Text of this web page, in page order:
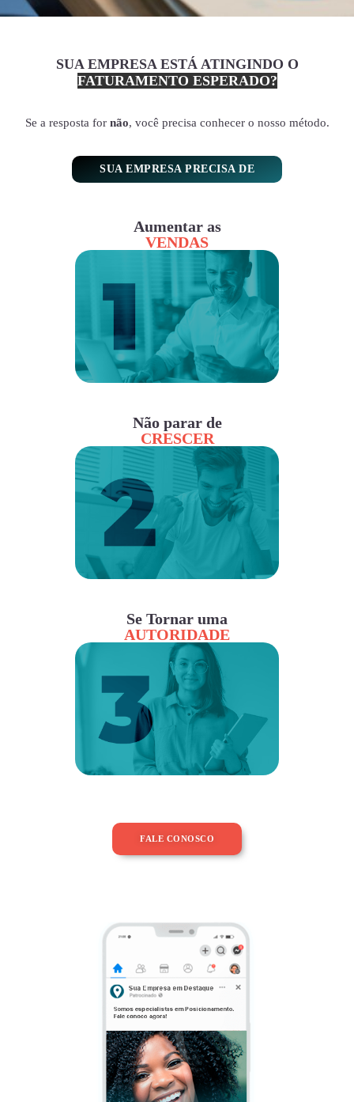
SUA EMPRESA ESTÁ ATINGINDO O
FATURAMENTO ESPERADO?
Se a resposta for não, você precisa conhecer o nosso método.
SUA EMPRESA PRECISA DE
Aumentar as
VENDAS
Não parar de
CRESCER
Se Tornar uma
AUTORIDADE
FALE CONOSCO